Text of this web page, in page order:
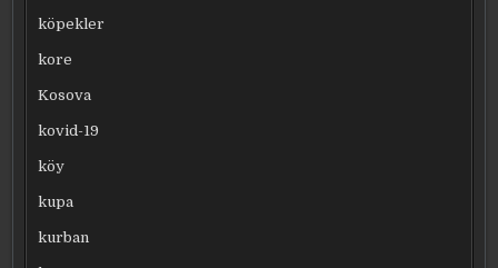
köpekler
kore
Kosova
kovid-19
köy
kupa
kurban